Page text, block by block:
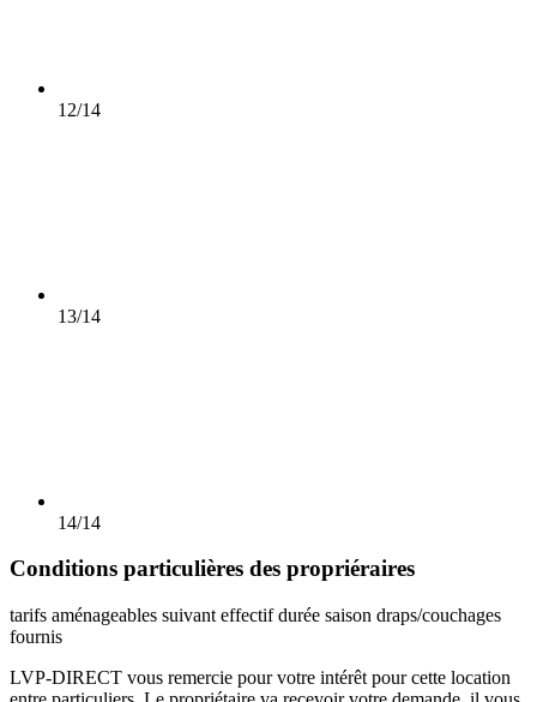
12/14
13/14
14/14
Conditions particulières des propriéraires
tarifs aménageables suivant effectif durée saison draps/couchages
fournis
LVP-DIRECT vous remercie pour votre intérêt pour cette location